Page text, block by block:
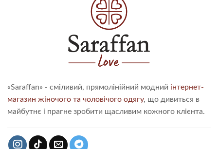
«Saraffan» - сміливий, прямолінійний модний інтернет-
магазин жіночого та чоловічого одягу, що дивиться в
майбутнє і прагне зробити щасливим кожного клієнта.